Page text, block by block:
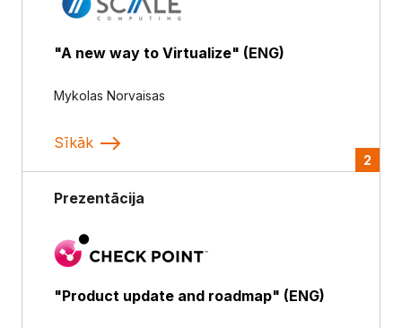
"A new way to Virtualize" (ENG)
Mykolas Norvaisas
Sīkāk
2
Prezentācija
"Product update and roadmap" (ENG)